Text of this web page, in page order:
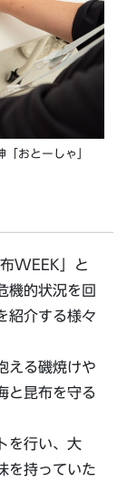
おとーしゃ」
WEEK」と
機的状況を回
紹介する様々
える磯焼けや
と昆布を守る
を行い、大
を持っていた